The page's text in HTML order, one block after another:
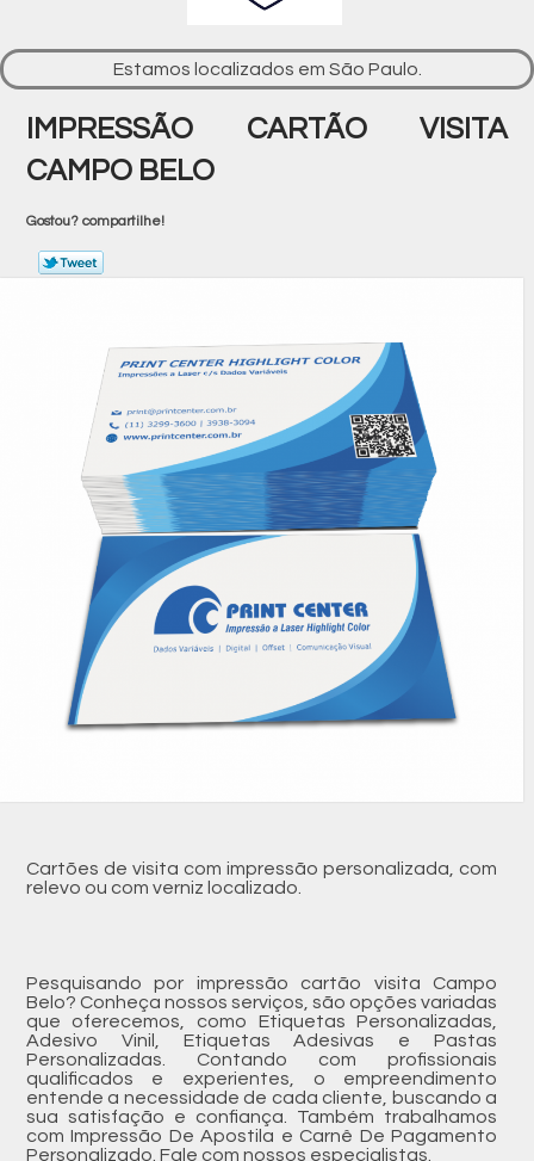
Estamos localizados em São Paulo.
IMPRESSÃO CARTÃO VISITA
CAMPO BELO
Gostou? compartilhe!
Cartões de visita com impressão personalizada, com
relevo ou com verniz localizado.
Pesquisando por impressão cartão visita Campo
Belo? Conheça nossos serviços, são opções variadas
que oferecemos, como Etiquetas Personalizadas,
Adesivo Vinil, Etiquetas Adesivas e Pastas
Personalizadas. Contando com profissionais
qualificados e experientes, o empreendimento
entende a necessidade de cada cliente, buscando a
sua satisfação e confiança. Também trabalhamos
com Impressão De Apostila e Carnê De Pagamento
Personalizado. Fale com nossos especialistas.